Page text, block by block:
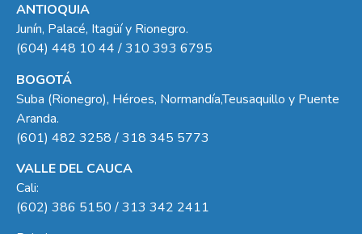
ANTIOQUIA
Junín, Palacé, Itagüí y Rionegro.
(604) 448 10 44 / 310 393 6795
BOGOTÁ
Suba (Rionegro), Héroes, Normandía,Teusaquillo y Puente
Aranda.
(601) 482 3258 / 318 345 5773
VALLE DEL CAUCA
Cali:
(602) 386 5150 / 313 342 2411